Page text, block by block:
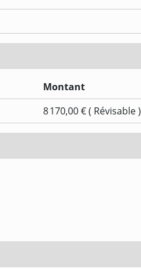
Montant
8 170,00 € ( Révisable )